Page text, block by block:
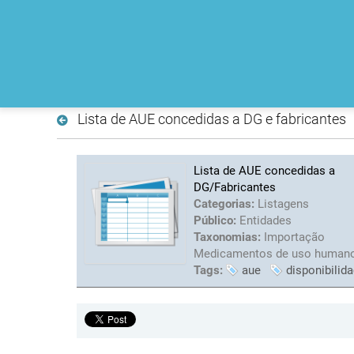
Lista de AUE concedidas a DG e fabricantes
Lista de AUE concedidas a
DG/Fabricantes
Categorias: Listagens
Público: Entidades
Taxonomias: Importação
Medicamentos de uso
Tags:
aue